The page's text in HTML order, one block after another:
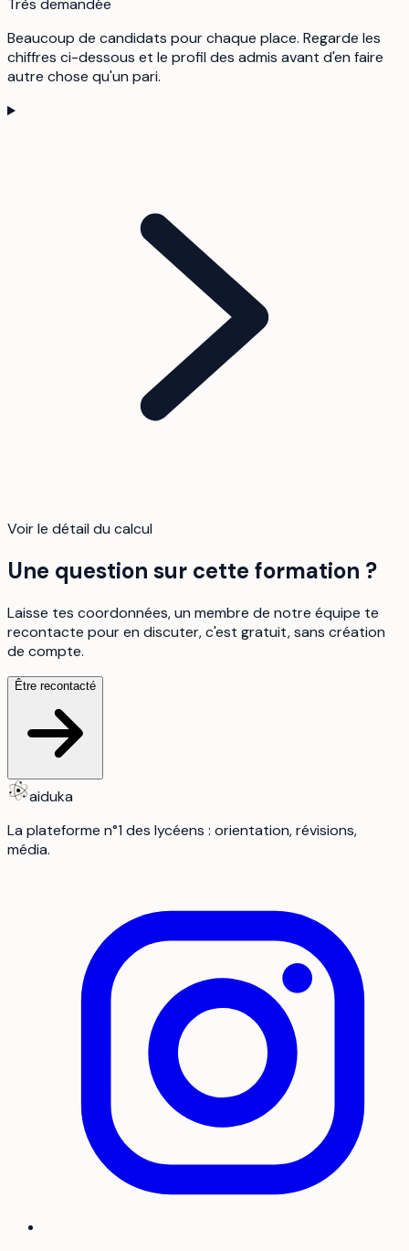
Très demandée
Beaucoup de candidats pour chaque place. Regarde les
chiffres ci-dessous et le profil des admis avant d'en faire
autre chose qu'un pari.
Voir le détail du calcul
Une question sur cette formation ?
Laisse tes coordonnées, un membre de notre équipe te
recontacte pour en discuter, c'est gratuit, sans création
de compte.
Être recontacté
aiduka
La plateforme n°1 des lycéens : orientation, révisions,
média.